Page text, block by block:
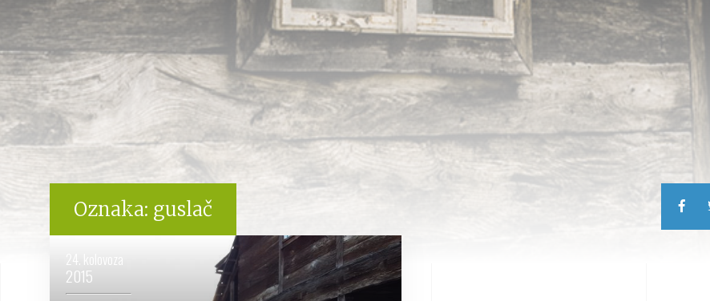
Oznaka: guslač
24. kolovoza
2015